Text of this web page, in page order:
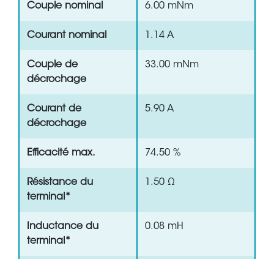
Couple nominal 6.00 mNm
Courant nominal 1.14 A
Couple de
décrochage
33.00 mNm
Courant de
décrochage
5.90 A
Efficacité max. 74.50 %
Résistance du
terminal*
1.50 Ω
Inductance du
terminal*
0.08 mH